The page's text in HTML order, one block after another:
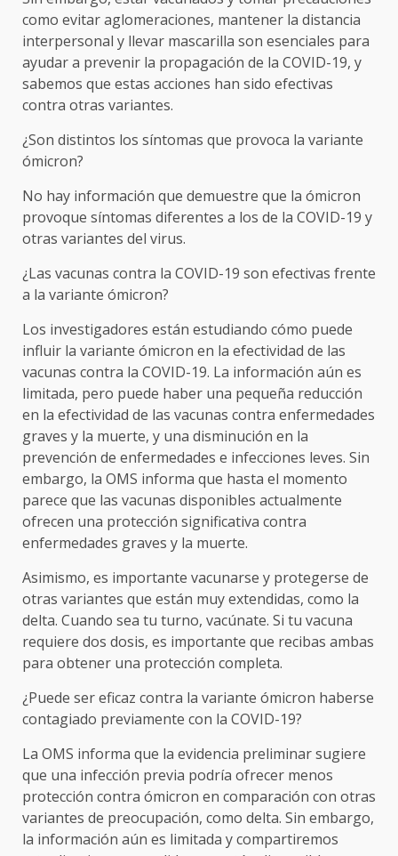
como evitar aglomeraciones, mantener la distancia
interpersonal y llevar mascarilla son esenciales para
ayudar a prevenir la propagación de la COVID-19, y
sabemos que estas acciones han sido efectivas
contra otras variantes.
¿Son distintos los síntomas que provoca la variante
ómicron?
No hay información que demuestre que la ómicron
provoque síntomas diferentes a los de la COVID-19 y
otras variantes del virus.
¿Las vacunas contra la COVID-19 son efectivas frente
a la variante ómicron?
Los investigadores están estudiando cómo puede
influir la variante ómicron en la efectividad de las
vacunas contra la COVID-19. La información aún es
limitada, pero puede haber una pequeña reducción
en la efectividad de las vacunas contra enfermedades
graves y la muerte, y una disminución en la
prevención de enfermedades e infecciones leves. Sin
embargo, la OMS informa que hasta el momento
parece que las vacunas disponibles actualmente
ofrecen una protección significativa contra
enfermedades graves y la muerte.
Asimismo, es importante vacunarse y protegerse de
otras variantes que están muy extendidas, como la
delta. Cuando sea tu turno, vacúnate. Si tu vacuna
requiere dos dosis, es importante que recibas ambas
para obtener una protección completa.
¿Puede ser eficaz contra la variante ómicron haberse
contagiado previamente con la COVID-19?
La OMS informa que la evidencia preliminar sugiere
que una infección previa podría ofrecer menos
protección contra ómicron en comparación con otras
variantes de preocupación, como delta. Sin embargo,
la información aún es limitada y compartiremos